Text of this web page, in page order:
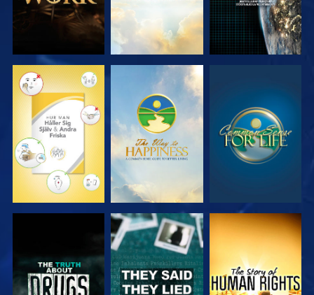
TITTA TITTA TITTA
TITTA TITTA